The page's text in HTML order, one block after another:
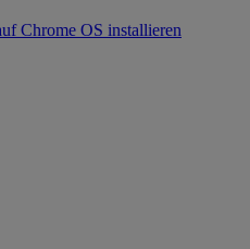
Chrome OS installieren